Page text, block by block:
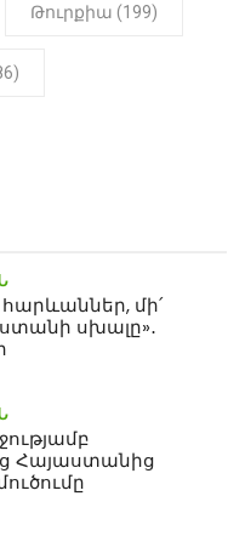
Թուրքիա (199)
հարևաններ, մի՛
սխալը»․
Հայաստանից